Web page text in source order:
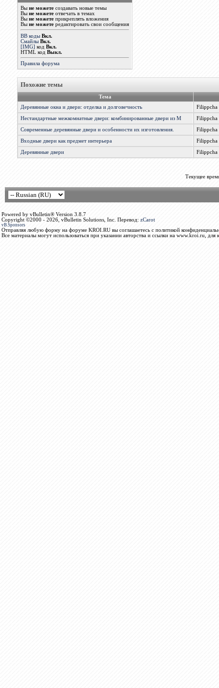
Вы не можетесоздавать новые темы
Вы не можетеотвечать в темах
Вы не можетеприкреплять вложения
Вы не можетередактировать свои сообщения
BB коды Вкл.
Смайлы Вкл.
[IMG] код Вкл.
HTML код Выкл.
Правила форума
Похожие темы
Тема
Деревянные окна и двери: отделка и долговечность
Filippcha
Нестандартные межкомнатные двери: комбинированные двери из М Filippcha
Современные деревянные двери и особенности их изготовления. Filippcha
Входные двери как предмет интерьера Filippcha
Деревянные двери Filippcha
Текущее
Powered by vBulletin® Version 3.8.7
Copyright ©2000 - 2026, vBulletin Solutions, Inc. Перевод: zCarot
vB.Sponsors
Отправляя любую форму на форуме KROI.RU вы соглашаетесь с политикой
Все материалы могут использоваться при указании авторства и ссылки на www.kroi.ru, для